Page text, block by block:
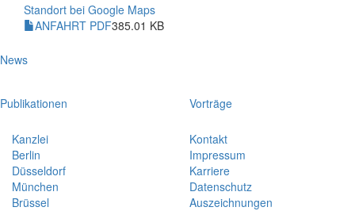
Standort bei Google Maps
ANFAHRT PDF385.01 KB
News
Publikationen Vorträge
Kanzlei
Berlin
Düsseldorf
München
Brüssel
Kontakt
Impressum
Karriere
Datenschutz
Auszeichnungen